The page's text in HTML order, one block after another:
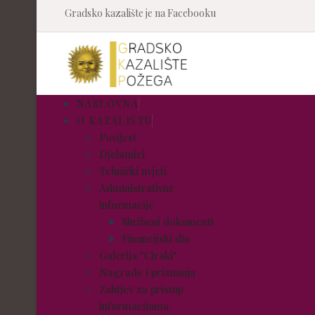
Gradsko kazalište je na Facebooku
NASLOVNA
O KAZALIŠTU
Povijest
Djelatnici
Tehnički uvjeti
Administrativne
informacije
Službeni dokumenti
Financijski dio
Galerija "Ciraki"
Nagrade i priznanja
Zahtjev za pristup
informacijama